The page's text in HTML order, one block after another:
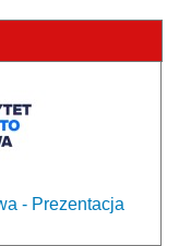
- Prezentacja